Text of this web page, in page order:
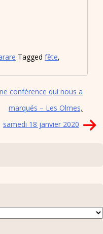
Tagged fête,
conférence qui nous a
marqués – Les Olmes,
samedi 18 janvier 2020